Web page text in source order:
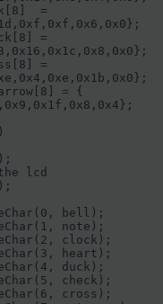
=
=
=
= {
lcd